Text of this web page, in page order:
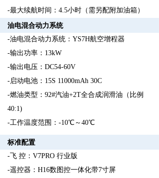
-最大续航时间：4.5小时（需另配附加油箱）
油电混合动力系统
-油电混合动力系统：YS7H航空增程器
-输出功率：13kW
-输出电压：DC54-60V
-启动电池：15S 11000mAh 30C
-燃油类型：92#汽油+2T全合成润滑油（比例
40:1)
-工作温度范围：-10℃～40℃
标准配置
-飞 控：V7PRO 行业版
-遥控器：H16数图控一体化带7寸屏